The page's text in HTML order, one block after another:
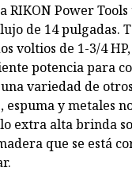
RIKON Power
de 14 pulgadas.
voltios de 1-3/4
potencia para
variedad de
espuma y metales
extra alta brinda
que se está